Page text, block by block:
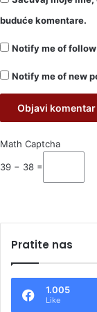
buduće komentare.
Notify me of
Notify me of new
Math Captcha
39 − 38 =
Pratite nas
1.005
Like